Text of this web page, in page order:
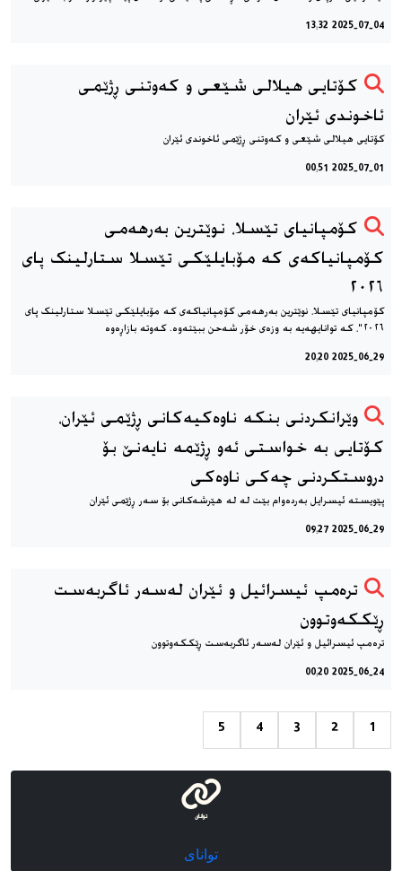
2025-07-04 13:32
کۆتایی هیلالی شێعی و کەوتنی ڕژێمی
ئاخوندی ئێران
کۆتایی هیلالی شێعی و کەوتنی ڕژێمی ئاخوندی ئێران
2025-07-01 00:51
کۆمپانیای تێسلا، نوێترین بەرهەمی
کۆمپانیاکەی کە مۆبایلێکی تێسلا ستارلینک پای
٢٠٢٦
کۆمپانیای تێسلا، نوێترین بەرهەمی کۆمپانیاکەی کە مۆبایلێکی تێسلا ستارلینک پای
٢٠٢٦"، کە توانایهەیە بە وزەی خۆر شەحن ببێتەوە. کەوتە بازاڕەوە
2025-06-29 20:20
وێرانکردنی بنکه‌ ناوه‌کیه‌کانی ڕژێمی ئێران،
کۆتایی به خواستی ئه‌و ڕژێمه‌ نایه‌نێ بۆ
دروستکردنی چه‌کی ناوه‌کی
پێویسته‌ ئیسرایل به‌رده‌وام بێت له له هێرشه‌کانی بۆ سه‌ر ڕژێمی ئێران
2025-06-29 09:27
ترەمپ ئیسرائیل و ئێران لەسەر ئاگربەست
ڕێککەوتوون
ترەمپ ئیسرائیل و ئێران لەسەر ئاگربەست ڕێککەوتوون
2025-06-24 00:20
1
2
3
4
5
توانای
توانای